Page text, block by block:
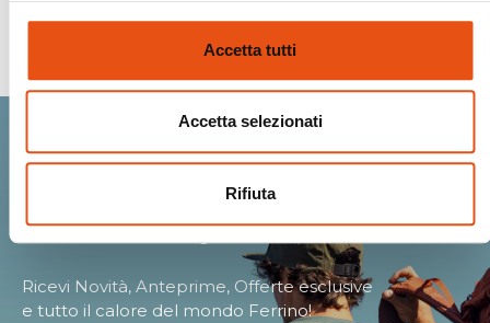
Accetta tutti
Accetta selezionati
Rifiuta
Entra nella Ferrino
community.
Ricevi Novità, Anteprime, Offerte esclusive
e tutto il calore del mondo Ferrino!